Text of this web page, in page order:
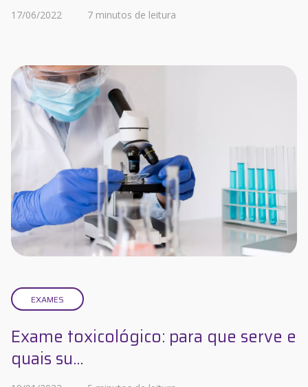
17/06/2022 7 minutos de leitura
EXAMES
Exame toxicológico: para que serve e
quais su...